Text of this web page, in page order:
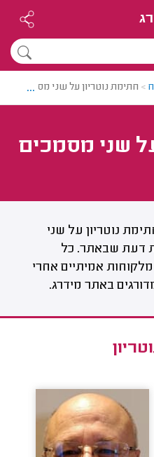
> חתימת נוטריון על שני מסמכים
...
שני מסמכים
נוטריון על שני
דעת שבאתר. כל
אמיתיים אחרי
באתר מידרג.